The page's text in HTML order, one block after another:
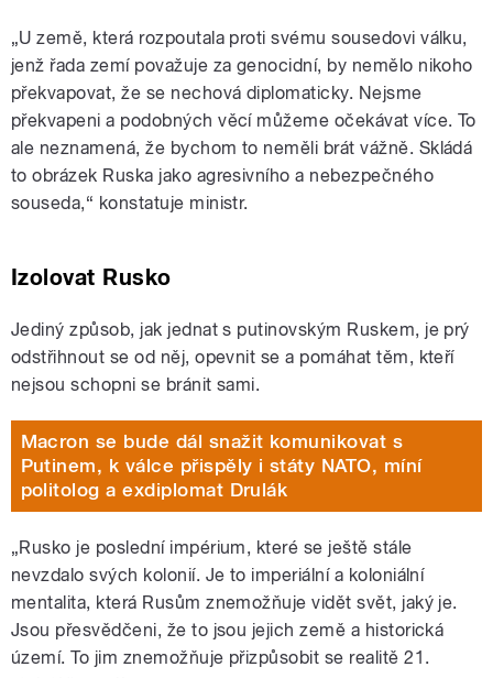
„U země, která rozpoutala proti svému sousedovi válku,
jenž řada zemí považuje za genocidní, by nemělo nikoho
překvapovat, že se nechová diplomaticky. Nejsme
překvapeni a podobných věcí můžeme očekávat více. To
ale neznamená, že bychom to neměli brát vážně. Skládá
to obrázek Ruska jako agresivního a nebezpečného
souseda,“ konstatuje ministr.
Izolovat Rusko
Jediný způsob, jak jednat s putinovským Ruskem, je prý
odstřihnout se od něj, opevnit se a pomáhat těm, kteří
nejsou schopni se bránit sami.
Macron se bude dál snažit komunikovat s
Putinem, k válce přispěly i státy NATO, míní
politolog a exdiplomat Drulák
„Rusko je poslední impérium, které se ještě stále
nevzdalo svých kolonií. Je to imperiální a koloniální
mentalita, která Rusům znemožňuje vidět svět, jaký je.
Jsou přesvědčeni, že to jsou jejich země a historická
území. To jim znemožňuje přizpůsobit se realitě 21.